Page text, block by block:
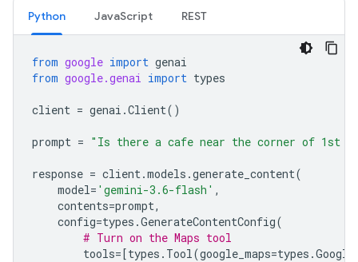
Python JavaScript REST
from google import genai
from google.genai import types
client = genai .Client()
prompt = "Is there a cafe near the corner of 1st
response = client.models .generate_content(
model= 'gemini-3.6-flash' ,
contents=prompt,
config=types .GenerateContentConfig(
# Turn on the Maps tool
tools=[types . Tool(google_maps=types .